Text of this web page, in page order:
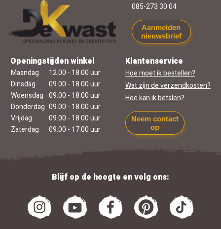
085-273 30 04
Aanmelden
nieuwsbrief
Openingstijden winkel
Maandag
12.00 - 18.00 uur
Dinsdag
09.00 - 18.00 uur
Woensdag 09.00 - 18.00 uur
Donderdag 09.00 - 18.00 uur
Vrijdag
09.00 - 18.00 uur
Zaterdag
09.00 - 17.00 uur
Klantenservice
Hoe moet ik bestellen?
Wat zijn de verzendkosten?
Hoe kan ik betalen?
Neem contact
op
Blijf op de hoogte en volg ons: